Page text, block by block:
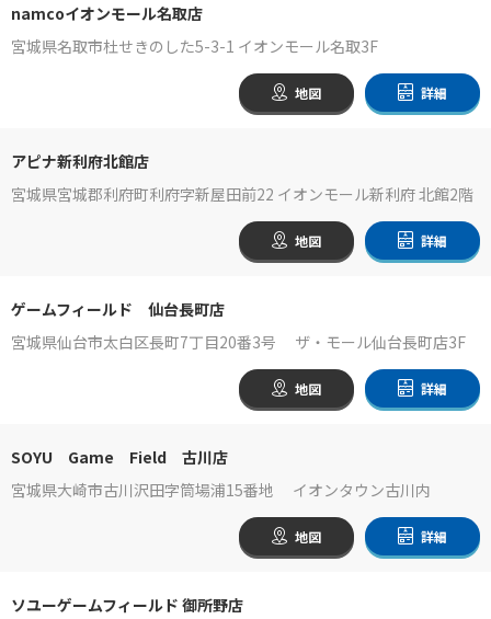
namcoイオンモール名取店
宮城県名取市杜せきのした5-3-1 イオンモール名取3F
地図 詳細
アピナ新利府北館店
宮城県宮城郡利府町利府字新屋田前22 イオンモール新利府 北館2階
地図 詳細
ゲームフィールド 仙台長町店
宮城県仙台市太白区長町7丁目20番3号 ザ・モール仙台長町店3F
地図 詳細
SOYU Game Field 古川店
宮城県大崎市古川沢田字筒場浦15番地 イオンタウン古川内
地図 詳細
ソユーゲームフィールド 御所野店